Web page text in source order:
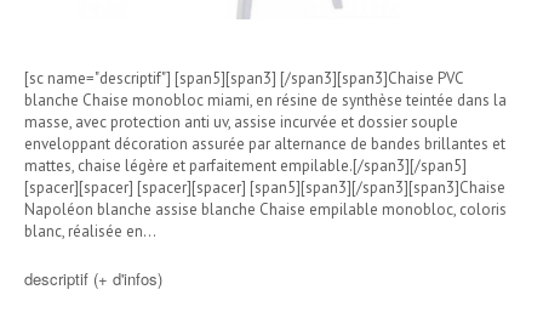
[sc name="descriptif"] [span5][span3] [/span3][span3]Chaise PVC
blanche Chaise monobloc miami, en résine de synthèse teintée dans la
masse, avec protection anti uv, assise incurvée et dossier souple
enveloppant décoration assurée par alternance de bandes brillantes et
mattes, chaise légère et parfaitement empilable.[/span3][/span5]
[spacer][spacer] [spacer][spacer] [span5][span3][/span3][span3]Chaise
Napoléon blanche assise blanche Chaise empilable monobloc, coloris
blanc, réalisée en…
descriptif (+ d'infos)